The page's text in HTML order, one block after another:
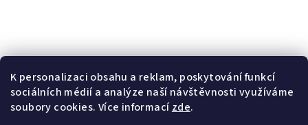
K personalizaci obsahu a reklam, poskytování funkcí
sociálních médií a analýze naší návštěvnosti využíváme
soubory cookies. Více informacízde.